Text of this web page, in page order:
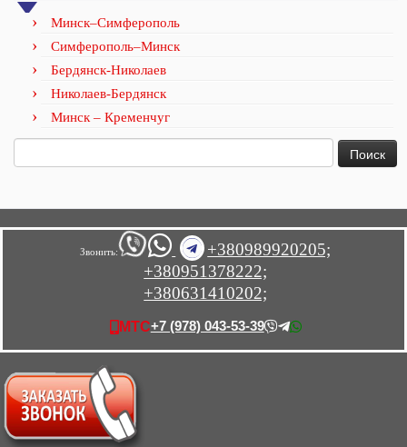
Минск–Симферополь
Симферополь–Минск
Бердянск-Николаев
Николаев-Бердянск
Минск – Кременчуг
Звонить:
+380989920205;
+380951378222;
+380631410202;
МТС+7 (978) 043-53-39